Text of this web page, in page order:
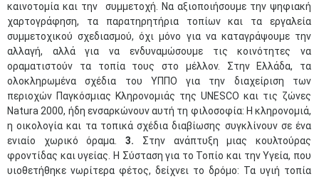
καινοτομία και την συμμετοχή. Να αξιοποιήσουμε την ψηφιακή
χαρτογράφηση, τα παρατηρητήρια τοπίων και τα εργαλεία
συμμετοχικού σχεδιασμού, όχι μόνο για να καταγράψουμε την
αλλαγή, αλλά για να ενδυναμώσουμε τις κοινότητες να
οραματιστούν τα τοπία τους στο μέλλον. Στην Ελλάδα, τα
ολοκληρωμένα σχέδια του ΥΠΠΟ για την διαχείριση των
περιοχών Παγκόσμιας Κληρονομιάς της UNESCO και τις ζώνες
Natura 2000, ήδη ενσαρκώνουν αυτή τη φιλοσοφία: Η κληρονομιά,
η οικολογία και τα τοπικά σχέδια διαβίωσης συγκλίνουν σε ένα
ενιαίο χωρικό όραμα.
3. Στην ανάπτυξη μιας κουλτούρας
φροντίδας και υγείας. Η Σύσταση για το Τοπίο και την Υγεία, που
υιοθετήθηκε νωρίτερα φέτος, δείχνει το δρόμο: Τα υγιή τοπία